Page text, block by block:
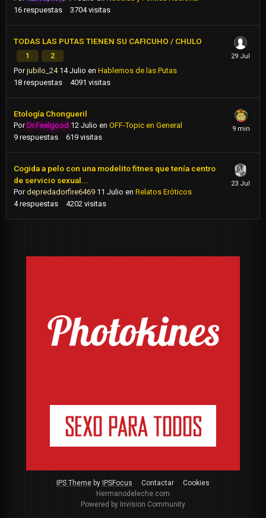
16 respuestas 3704 visitas
TODAS LAS PUTAS TIENEN SU CAFICUHO / CHULO
1 2
Porjubilo_24 14 Julio en Hablemos de las Putas
18 respuestas 4091 visitas
Etología Chongueril
PorDr.Feelgood 12 Julio en OFF-Topic en General
9 respuestas 619 visitas
Cogida a pelo con una modelito fitnes que tenía centro
de servicio sexual...
Pordepredadorfire6469 11 Julio en Relatos Eróticos
4 respuestas 4202 visitas
IPS ThemebyIPSFocus Contactar
Cookies
Hermanodeleche.com
Powered by Invision Community